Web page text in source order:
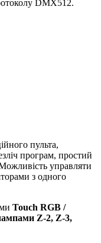
DMX512.
пульта,
програм, простий
управляти
з одного
Touch RGB /
Z-2, Z-3,